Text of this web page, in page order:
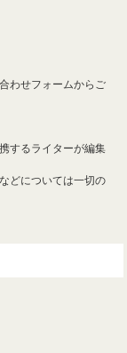
わせフォームからご
するライターが編集
どについては一切の